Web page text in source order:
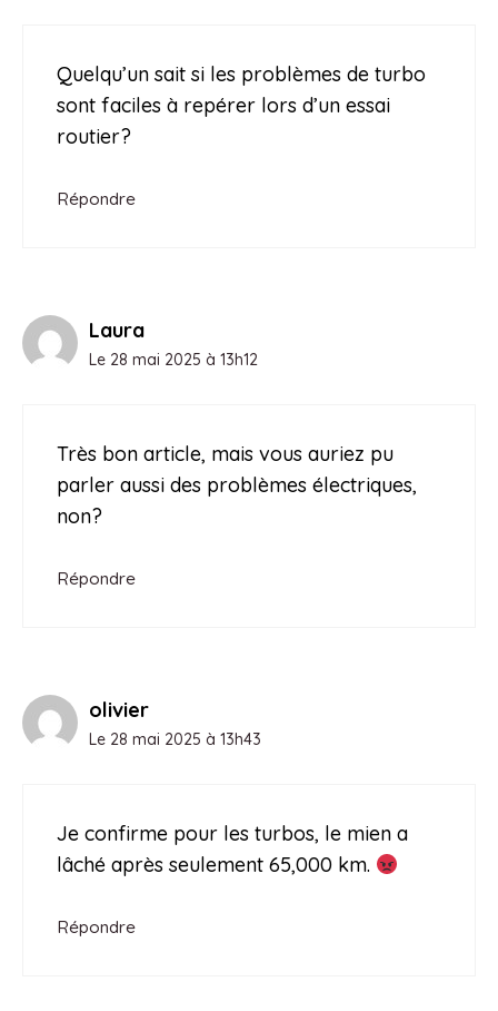
Quelqu’un sait si les problèmes de turbo
sont faciles à repérer lors d’un essai
routier?
Répondre
Laura
Le 28 mai 2025 à 13h12
Très bon article, mais vous auriez pu
parler aussi des problèmes électriques,
non?
Répondre
olivier
Le 28 mai 2025 à 13h43
Je confirme pour les turbos, le mien a
lâché après seulement 65,000 km.
Répondre